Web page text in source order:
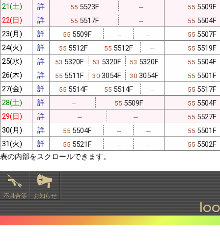
21(土)
詳 55 5523F ─ 55 5509F
22(日)
詳 55 5517F ─ 55 5504F
23(月)
詳 55 5509F ─ ─ 55 5507F
24(火)
詳 55 5512F 55 5512F ─ 55 5519F
25(水)
詳 53 5320F 53 5320F 53 5320F 55 5504F
26(木)
詳 55 5511F 30 3054F 30 3054F 55 5501F
27(金)
詳 55 5514F 55 5514F ─ 55 5517F
28(土)
詳 ─ 55 5509F 55 5504F
29(日)
詳 ─ ─ 55 5527F
30(月)
詳 55 5504F ─ ─ 55 5501F
31(火)
詳 55 5521F ─ ─ 55 5502F
表の内部をスクロールできます。
不具合等 お知らせ